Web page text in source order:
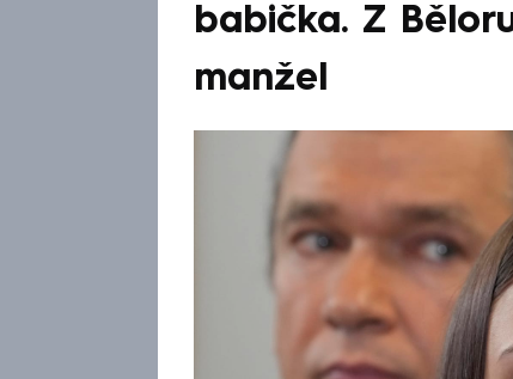
babička. Z
manžel